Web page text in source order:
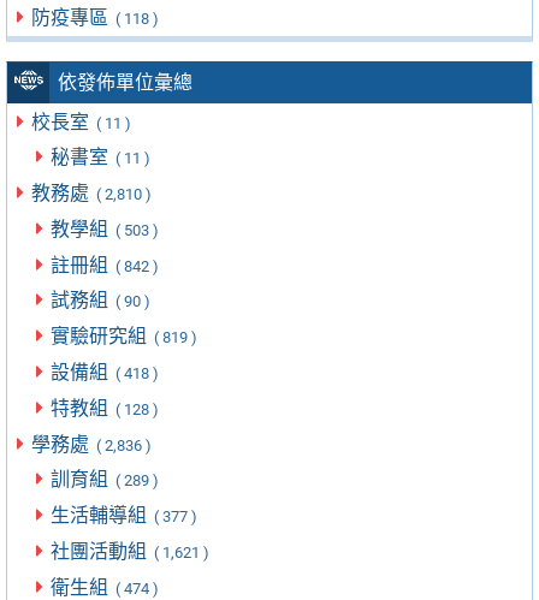
防疫專區 ( 118 )
依發佈單位彙總
校長室 ( 11 )
秘書室 ( 11 )
教務處 ( 2,810 )
教學組 ( 503 )
註冊組 ( 842 )
試務組 ( 90 )
實驗研究組 ( 819 )
設備組 ( 418 )
特教組 ( 128 )
學務處 ( 2,836 )
訓育組 ( 289 )
生活輔導組 ( 377 )
社團活動組 ( 1,621 )
衛生組 ( 474 )